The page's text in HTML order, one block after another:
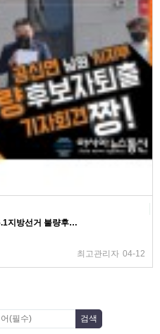
지방선거 불량후…
최고관리자 04-12